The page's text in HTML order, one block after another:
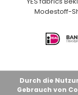
Modestoff-
Durch die
Gebrauch von